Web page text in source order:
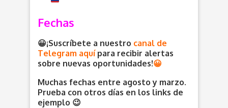
Fechas
😀¡Suscríbete a nuestro canal de
Telegram aquí para recibir alertas
sobre nuevas oportunidades!😀
Muchas fechas entre agosto y marzo.
Prueba con otros días en los links de
ejemplo 😉